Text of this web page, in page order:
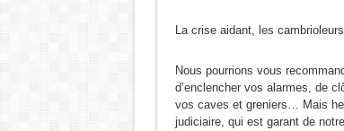
La crise aidant, les
Nous pourrions vous
d’enclencher vos alarmes, de
vos caves et greniers… Mais
judiciaire, qui est garant de